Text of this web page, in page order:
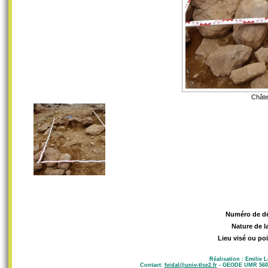
Numéro de
Nature de
Lieu visé ou
Réalisation : Emilie
Contact: fvidal@univ-tlse2.fr- GEODE UMR